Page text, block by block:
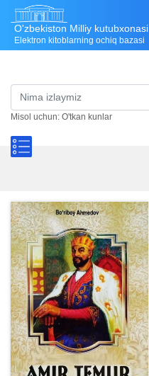
O'zbekiston Milliy kutubxonasi
Elektron kitoblarning ochiq bazasi
Misol uchun: O'tkan kunlar